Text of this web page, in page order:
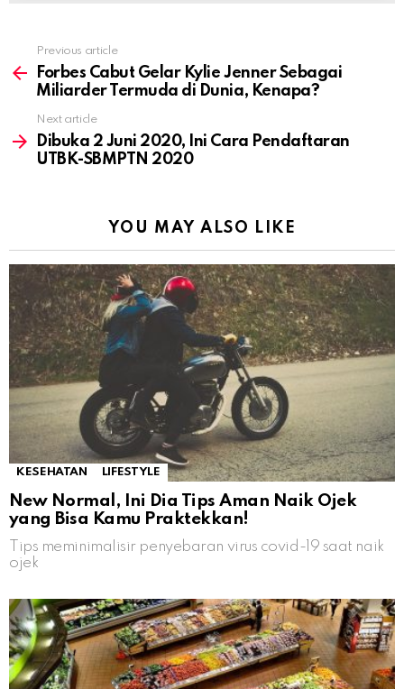
more
Previous article
Forbes Cabut Gelar Kylie Jenner Sebagai
Miliarder Termuda di Dunia, Kenapa?
Next article
Dibuka 2 Juni 2020, Ini Cara Pendaftaran
UTBK-SBMPTN 2020
YOU MAY ALSO LIKE
KESEHATAN LIFESTYLE
New Normal, Ini Dia Tips Aman Naik Ojek
yang Bisa Kamu Praktekkan!
Tips meminimalisir penyebaran virus covid-19 saat naik
ojek